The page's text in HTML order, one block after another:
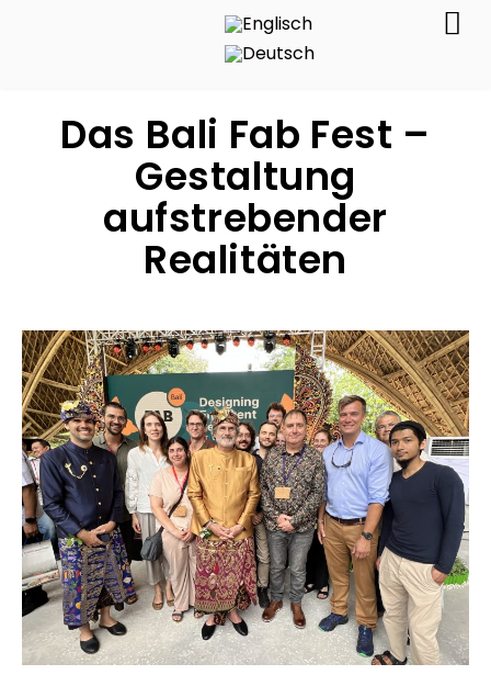
Das Bali Fab Fest –
Gestaltung
aufstrebender
Realitäten